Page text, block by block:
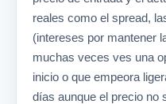
reales como el spread,
(intereses por mantener
muchas veces ves una
inicio o que empeora
días aunque el precio no